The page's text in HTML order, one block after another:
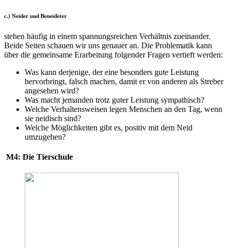
c.) Neider und Beneideter
stehen häufig in einem spannungsreichen Verhältnis zueinander.
Beide Seiten schauen wir uns genauer an. Die Problematik kann
über die gemeinsame Erarbeitung folgender Fragen vertieft werden:
Was kann derjenige, der eine besonders gute Leistung
hervorbringt, falsch machen, damit er von anderen als Streber
angesehen wird?
Was macht jemanden trotz guter Leistung sympathisch?
Welche Verhaltensweisen legen Menschen an den Tag, wenn
sie neidisch sind?
Welche Möglichkeiten gibt es, positiv mit dem Neid
umzugehen?
M4: Die Tierschule